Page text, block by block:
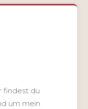
findest du
um mein